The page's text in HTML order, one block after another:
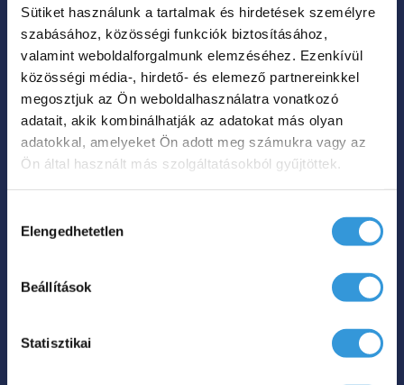
Sütiket használunk a tartalmak és hirdetések személyre
szabásához, közösségi funkciók biztosításához,
valamint weboldalforgalmunk elemzéséhez. Ezenkívül
közösségi média-, hirdető- és elemező partnereinkkel
megosztjuk az Ön weboldalhasználatra vonatkozó
adatait, akik kombinálhatják az adatokat más olyan
adatokkal, amelyeket Ön adott meg számukra vagy az
Ön által használt más szolgáltatásokból gyűjtöttek.
kiválasztása
Elengedhetetlen
Beállítások
Statisztikai
Az Iris C különleges
kád főbb jellemző:
2 személyes kialakítás,
Antibakteriális felület,
15 év garancia,
Beépített rés túlfolyó
AzIris Cfélszabadon álló fürdőkád ideális
hatékonyan kihasználni, miközben